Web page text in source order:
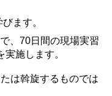
ます。
、70日間の現場実習
施します。
は斡旋するものでは